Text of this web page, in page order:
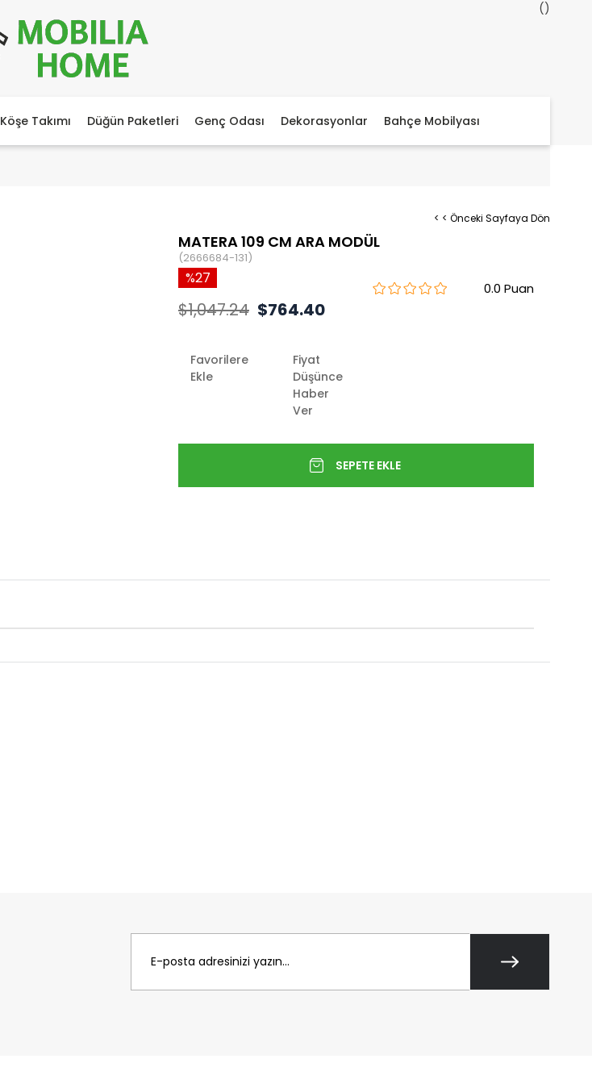
Köşe Takımı Düğün Paketleri Genç Odası Dekorasyonlar Bahçe Mobilyası
< < Önceki Sayfaya Dön
MATERA 109 CM ARA MODÜL
(2666684-131)
0.0
27
$1,047.24 $764.40
Favorilere
Ekle
Fiyat
Düşünce
Haber
Ver